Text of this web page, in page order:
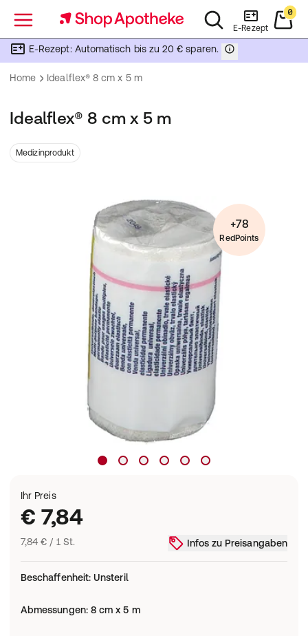
Menü E-Rezept
0
E-Rezept: Automatisch bis zu 20 € sparen.
Home Idealflex® 8 cm x 5 m
Idealflex® 8 cm x 5 m
Medizinprodukt
+78
RedPoints
Ihr Preis
€ 7,84
7,84 € / 1 St. Infos zu Preisangaben
Beschaffenheit: Unsteril
Abmessungen: 8 cm x 5 m